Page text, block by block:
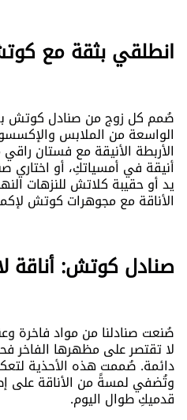
انطلقي بثقة مع
صُمم كل زوج من صنادل كوتش
الواسعة من الملابس
الأربطة الأنيقة مع فستان
أنيقة في أمسياتكِ، أو اختاري
يد أو حقيبة كلاتش للنزهات
الأناقة مع مجوهرات كوتش
صنادل كوتش: أناقة
صُنعت صنادلنا من مواد فاخرة
لا تقتصر على مظهرها الفاخر
دائمة. صُممت هذه الأحذية
وتُضفي لمسةً من الأناقة على
قدميكِ طوال اليوم.